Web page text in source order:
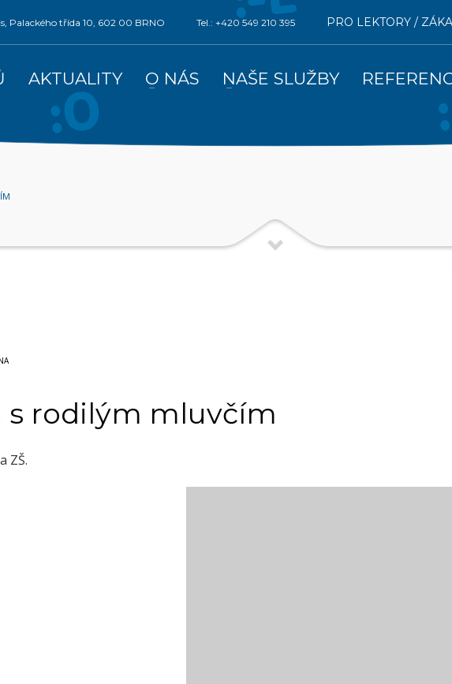
Palackého třída 10, 602 00 BRNO Tel.: +420 549 210 395 PRO LEKTORY /
AKTUALITY O NÁS NAŠE SLUŽBY
s rodilým mluvčím
ZŠ.